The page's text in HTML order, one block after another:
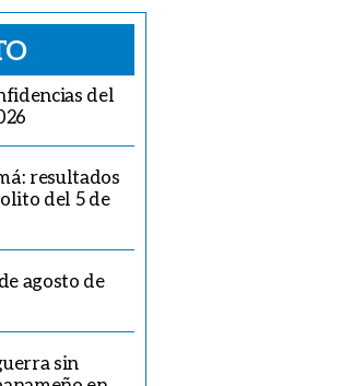
del
resultados
del 5 de
agosto de
sin